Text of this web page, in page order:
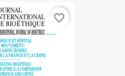
favorite_border